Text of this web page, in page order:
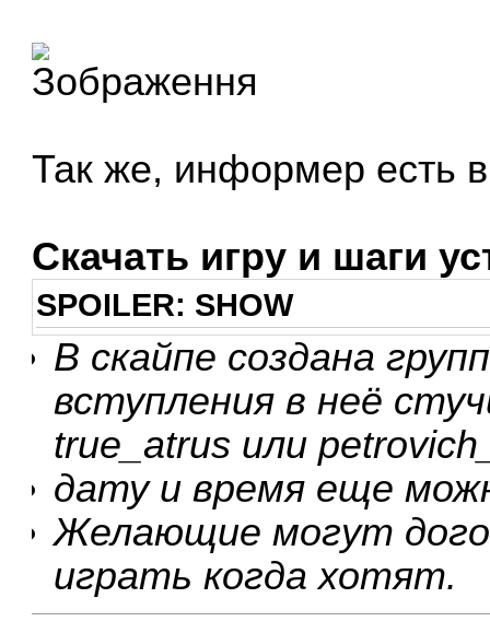
Так же, информер есть
Скачать игру и шаги
SPOILER: SHOW
В скайпе создана
вступления в неё
true_atrus или
дату и время еще
Желающие могут
играть когда хотят.